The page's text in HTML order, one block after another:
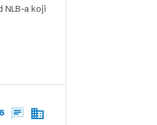
NLB-a koji